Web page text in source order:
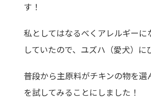
す！
私としてはなるべくアレルギー
していたので、ユズハ（愛犬）
普段から主原料がチキンの物を選
を試してみることにしました！